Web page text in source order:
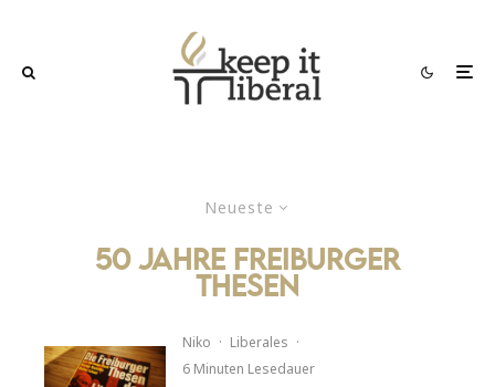
Neueste
50 Jahre Freiburger
Thesen
Niko · Liberales ·
6 Minuten Lesedauer